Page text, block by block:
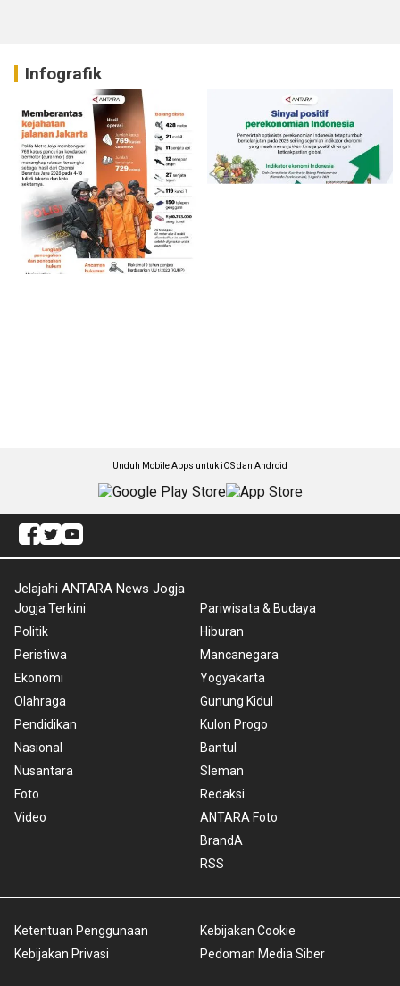
Infografik
Unduh Mobile Apps untuk iOS dan Android
Jelajahi ANTARA News Jogja
Jogja Terkini
Politik
Peristiwa
Ekonomi
Olahraga
Pendidikan
Nasional
Nusantara
Foto
Video
Pariwisata & Budaya
Hiburan
Mancanegara
Yogyakarta
Gunung Kidul
Kulon Progo
Bantul
Sleman
Redaksi
ANTARA Foto
BrandA
RSS
Ketentuan Penggunaan
Kebijakan Privasi
Kebijakan Cookie
Pedoman Media Siber